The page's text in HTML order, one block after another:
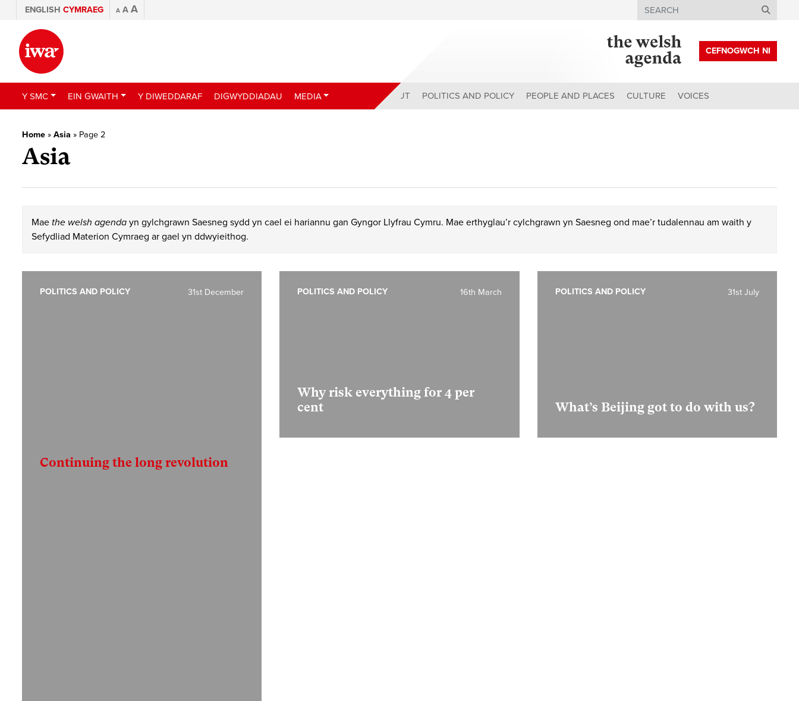
ENGLISH CYMRAEG A A A Search
CEFNOGWCH NI
Y SMC EIN GWAITH Y DIWEDDARAF DIGWYDDIADAU MEDIA ABOUT POLITICS AND POLICY PEOPLE AND PLACES CULTURE VOICES
Home » Asia » Page 2
Asia
Mae the welsh agenda yn gylchgrawn Saesneg sydd yn cael ei hariannu gan Gyngor Llyfrau Cymru. Mae erthyglau’r cylchgrawn yn Saesneg ond mae’r tudalennau am waith y
Sefydliad Materion Cymraeg ar gael yn ddwyieithog.
Continuing the long revolution
31st December
POLITICS AND POLICY
Why risk everything for 4 per
cent
16th March
POLITICS AND POLICY
What’s Beijing got to do with us?
31st July
POLITICS AND POLICY